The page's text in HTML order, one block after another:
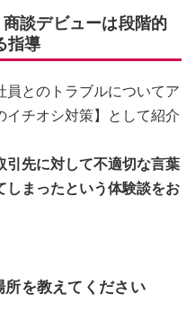
商談デビューは段階的
指導
員とのトラブルについてア
イチオシ対策】として紹介
引先に対して不適切な言葉
しまったという体験談をお
を教えてください